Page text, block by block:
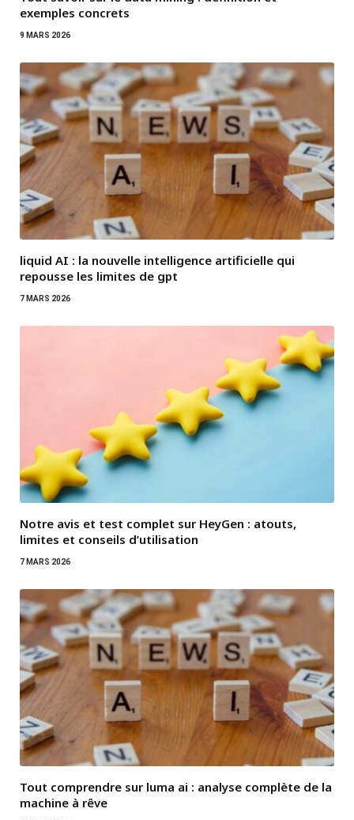
exemples concrets
9 MARS 2026
liquid AI : la nouvelle intelligence artificielle qui
repousse les limites de gpt
7 MARS 2026
Notre avis et test complet sur HeyGen : atouts,
limites et conseils d’utilisation
7 MARS 2026
Tout comprendre sur luma ai : analyse complète de la
machine à rêve